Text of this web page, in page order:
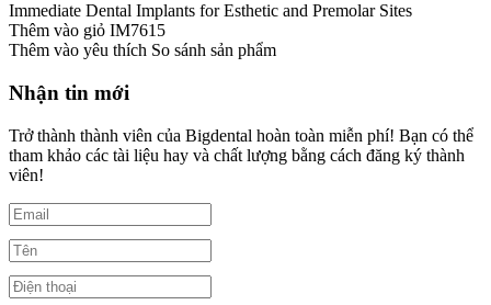
Immediate Dental Implants for Esthetic and Premolar Sites
Thêm vào giỏ IM7615
Thêm vào yêu thích So sánh sản phẩm
Nhận tin mới
Trở thành thành viên của Bigdental hoàn toàn miễn phí! Bạn có thể
tham khảo các tài liệu hay và chất lượng bằng cách đăng ký thành
viên!